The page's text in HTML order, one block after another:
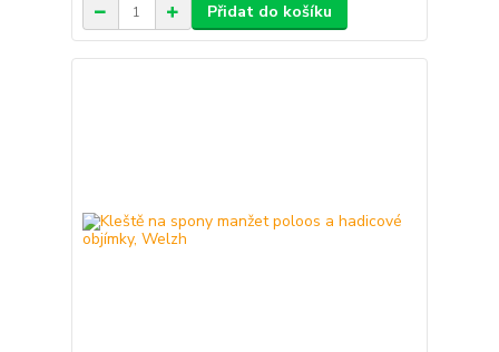
Přidat do košíku